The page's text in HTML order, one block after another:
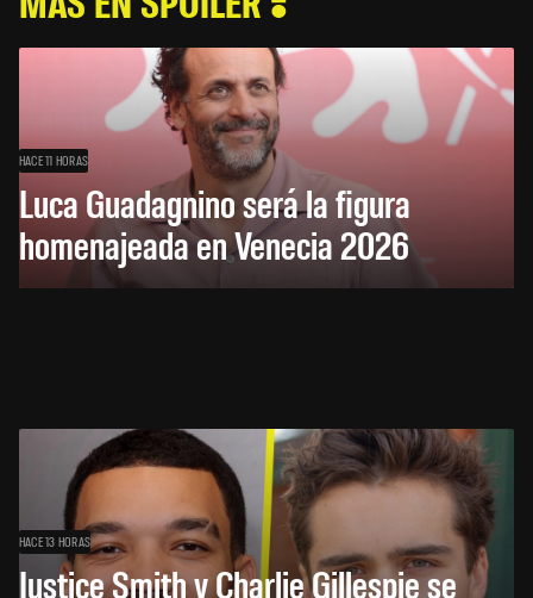
HACE 11 HORAS
Luca Guadagnino será la figura
homenajeada en Venecia 2026
HACE 13 HORAS
Justice Smith y Charlie Gillespie se